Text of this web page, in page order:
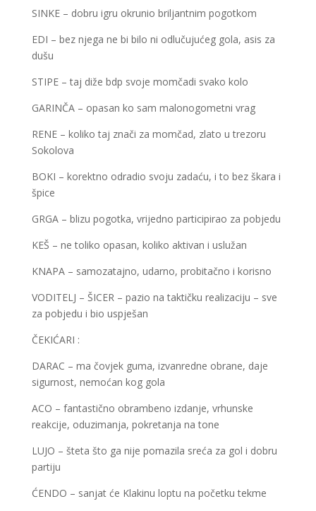
SINKE – dobru igru okrunio briljantnim pogotkom
EDI – bez njega ne bi bilo ni odlučujućeg gola, asis za
dušu
STIPE – taj diže bdp svoje momčadi svako kolo
GARINČA – opasan ko sam malonogometni vrag
RENE – koliko taj znači za momčad, zlato u trezoru
Sokolova
BOKI – korektno odradio svoju zadaću, i to bez škara i
špice
GRGA – blizu pogotka, vrijedno participirao za pobjedu
KEŠ – ne toliko opasan, koliko aktivan i uslužan
KNAPA – samozatajno, udarno, probitačno i korisno
VODITELJ – ŠICER – pazio na taktičku realizaciju – sve
za pobjedu i bio uspješan
ČEKIĆARI :
DARAC – ma čovjek guma, izvanredne obrane, daje
sigurnost, nemoćan kog gola
ACO – fantastično obrambeno izdanje, vrhunske
reakcije, oduzimanja, pokretanja na tone
LUJO – šteta što ga nije pomazila sreća za gol i dobru
partiju
ĆENDO – sanjat će Klakinu loptu na početku tekme